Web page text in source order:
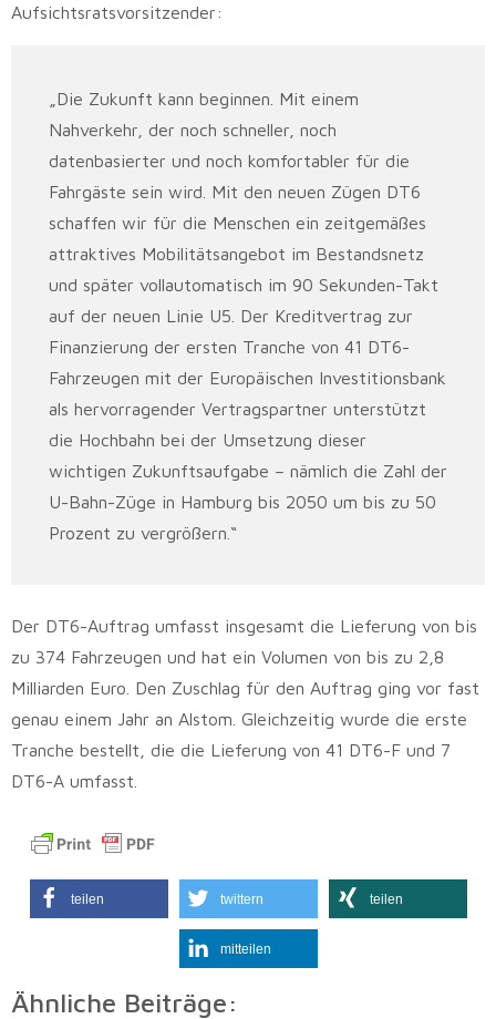
Aufsichtsratsvorsitzender:
„Die Zukunft kann beginnen. Mit einem
Nahverkehr, der noch schneller, noch
datenbasierter und noch komfortabler für die
Fahrgäste sein wird. Mit den neuen Zügen DT6
schaffen wir für die Menschen ein zeitgemäßes
attraktives Mobilitätsangebot im Bestandsnetz
und später vollautomatisch im 90 Sekunden-Takt
auf der neuen Linie U5. Der Kreditvertrag zur
Finanzierung der ersten Tranche von 41 DT6-
Fahrzeugen mit der Europäischen Investitionsbank
als hervorragender Vertragspartner unterstützt
die Hochbahn bei der Umsetzung dieser
wichtigen Zukunftsaufgabe – nämlich die Zahl der
U-Bahn-Züge in Hamburg bis 2050 um bis zu 50
Prozent zu vergrößern.“
Der DT6-Auftrag umfasst insgesamt die Lieferung von bis
zu 374 Fahrzeugen und hat ein Volumen von bis zu 2,8
Milliarden Euro. Den Zuschlag für den Auftrag ging vor fast
genau einem Jahr an Alstom. Gleichzeitig wurde die erste
Tranche bestellt, die die Lieferung von 41 DT6-F und 7
DT6-A umfasst.
teilen twittern teilen
mitteilen
Ähnliche Beiträge: